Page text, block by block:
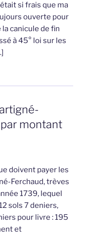
si frais que ma
ouverte pour
canicule de fin
à 45° loi sur les
montant
doivent payer les
Ferchaud, trèves
1739, lequel
sols 7 deniers,
pour livre : 195
et